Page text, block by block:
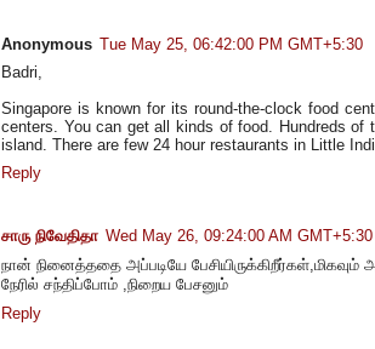
Anonymous Tue May 25, 06:42:00 PM GMT+5:30
Badri,
Singapore is known for its round-the-clock food
centers. You can get all kinds of food. Hundreds of
island. There are few 24 hour restaurants in Little
Reply
சாரு நிவேதிதா Wed May 26, 09:24:00 AM GMT+5:30
நான் நினைத்ததை அப்படியே பேசியிருக்கிறீர்கள்,மிகவும்
நேரில் சந்திப்போம் ,நிறைய பேசனும்
Reply